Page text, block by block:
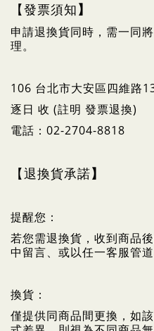
【發票須知】
申請退換貨同時，需一同
理。
106 台北市大安區四維路
逐日 收 (註明 發票退換)
電話：02-2704-8818
【退換貨承諾】
提醒您：
若您需退換貨，收到商品
中留言、或以任一客服管道
換貨：
僅提供同商品間更換，如